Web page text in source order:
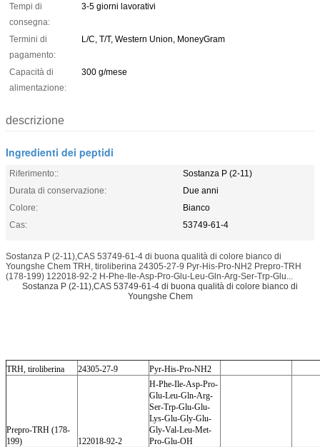
Tempi di
consegna:
3-5 giorni lavorativi
Termini di
pagamento:
L/C, T/T, Western Union, MoneyGram
Capacità di
alimentazione:
300 g/mese
descrizione
Ingredienti dei peptidi
Riferimento::
Sostanza P (2-11)
Durata di conservazione:
Due anni
Colore:
Bianco
Cas:
53749-61-4
Sostanza P (2-11),CAS 53749-61-4 di buona qualità di colore bianco di
Youngshe Chem TRH, tiroliberina 24305-27-9 Pyr-His-Pro-NH2 Prepro-TRH
(178-199) 122018-92-2 H-Phe-Ile-Asp-Pro-Glu-Leu-Gln-Arg-Ser-Trp-Glu...
Sostanza P (2-11),CAS 53749-61-4 di buona qualità di colore bianco di
Youngshe Chem
TRH, tiroliberina 24305-27-9 Pyr-His-Pro-NH2
Prepro-TRH (178-
199)
122018-92-2
H-Phe-Ile-Asp-Pro-
Glu-Leu-Gln-Arg-
Ser-Trp-Glu-Glu-
Lys-Glu-Gly-Glu-
Gly-Val-Leu-Met-
Pro-Glu-OH